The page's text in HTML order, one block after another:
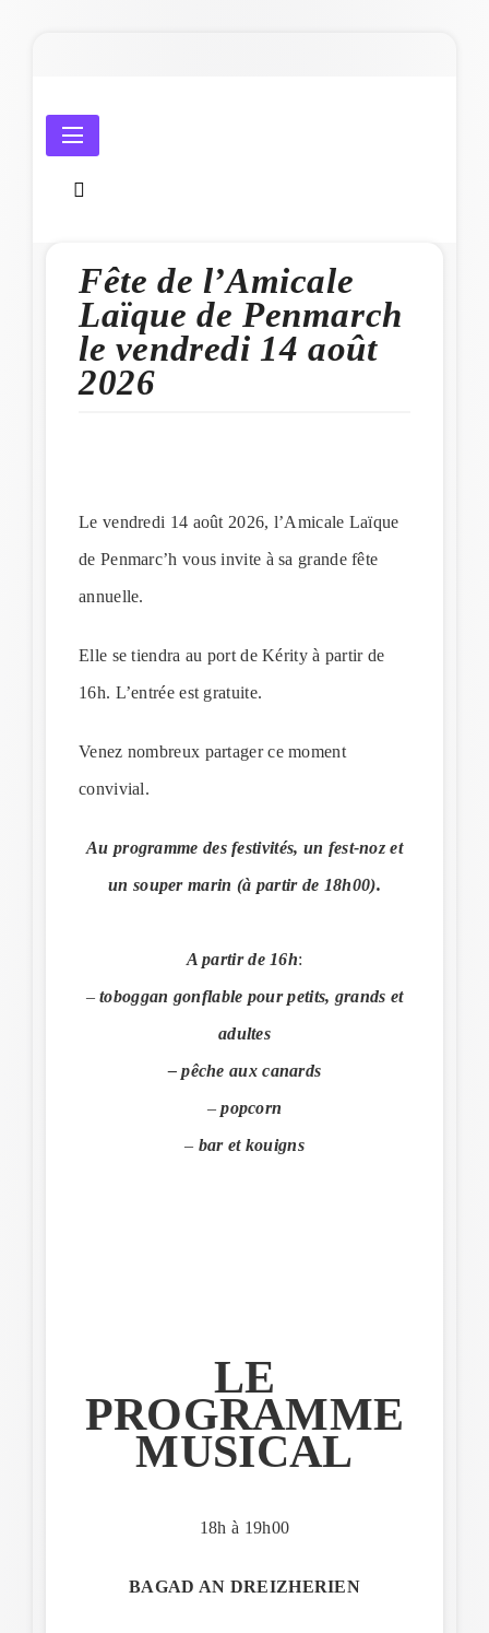
Amicale Laïque de Penmarc'h
Fête de l’Amicale
Laïque de Penmarch
le vendredi 14 août
2026
Le vendredi 14 août 2026, l’Amicale Laïque
de Penmarc’h vous invite à sa grande fête
annuelle.
Elle se tiendra au port de Kérity à partir de
16h. L’entrée est gratuite.
Venez nombreux partager ce moment
convivial.
Au programme des festivités, un fest-noz et
un souper marin (à partir de 18h00).
A partir de 16h:
–toboggan gonflable pour petits, grands et
adultes
– pêche aux canards
–popcorn
– bar et kouigns
LE
PROGRAMME
MUSICAL
18h à 19h00
BAGAD AN DREIZHERIEN